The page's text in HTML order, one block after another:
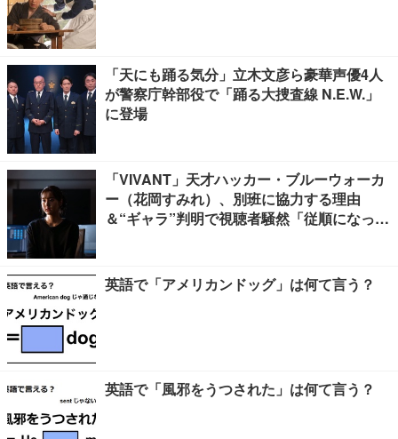
「天にも踊る気分」立木文彦ら豪華声優4人
が警察庁幹部役で「踊る大捜査線 N.E.W.」
に登場
「VIVANT」天才ハッカー・ブルーウォーカ
ー（花岡すみれ）、別班に協力する理由
＆“ギャラ”判明で視聴者騒然「従順になった
英語で「アメリカンドッグ」は何て言う？
英語で「風邪をうつされた」は何て言う？